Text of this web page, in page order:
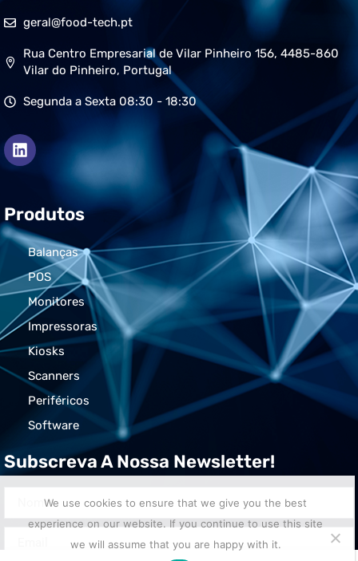
geral@food-tech.pt
Rua Centro Empresarial de Vilar Pinheiro 156, 4485-860
Vilar do Pinheiro, Portugal
Segunda a Sexta 08:30 - 18:30
Produtos
Balanças
POS
Monitores
Impressoras
Kiosks
Scanners
Periféricos
Software
Subscreva A Nossa Newsletter!
We use cookies to ensure that we give you the best
experience on our website. If you continue to use this site
we will assume that you are happy with it.